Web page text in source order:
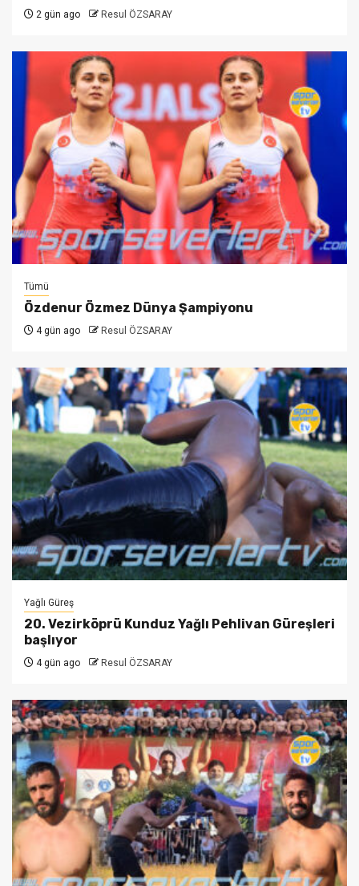
2 gün ago Resul ÖZSARAY
Tümü
Özdenur Özmez Dünya Şampiyonu
4 gün ago Resul ÖZSARAY
Yağlı Güreş
20. Vezirköprü Kunduz Yağlı Pehlivan Güreşleri
başlıyor
4 gün ago Resul ÖZSARAY